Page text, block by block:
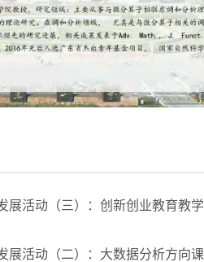
展活动（三）：创新创业教育教学
展活动（二）：大数据分析方向课